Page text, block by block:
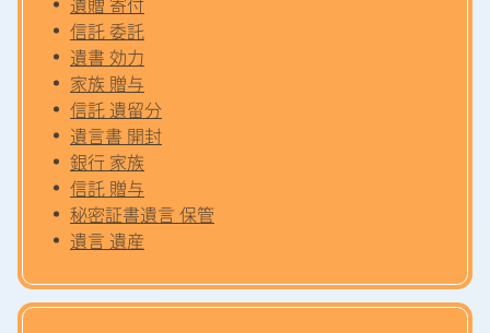
信託 委託
遺書 効力
家族 贈与
信託 遺留分
遺言書 開封
銀行 家族
信託 贈与
秘密証書遺言 保管
遺言 遺産